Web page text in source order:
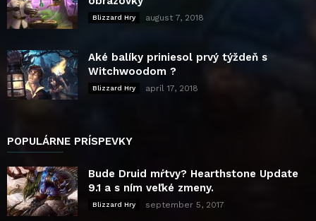
Blizzard Hry august 7, 2018
Aké balíky priniesol prvý týždeň s
Witchwoodom ?
Blizzard Hry apríl 17, 2018
POPULÁRNE PRÍSPEVKY
Bude Druid mŕtvy? Hearthstone Update
9.1 a s ním veľké zmeny.
Blizzard Hry september 5, 2017